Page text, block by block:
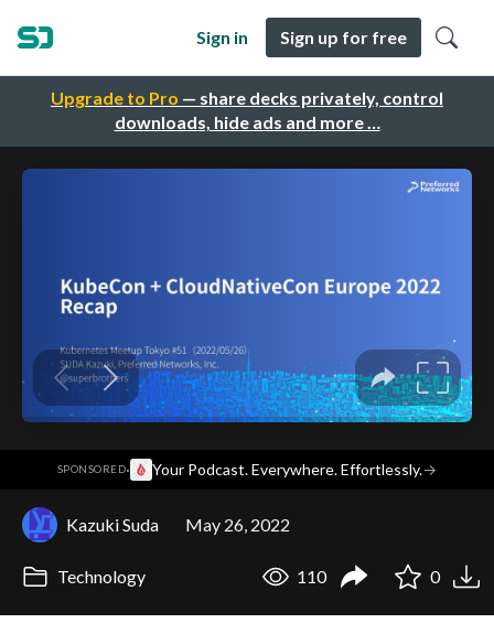
Upgrade to Pro — share decks privately, control
downloads, hide ads and more …
Sign in Sign up for free
SPONSORED· Your Podcast. Everywhere. Effortlessly.→
Kazuki Suda May 26, 2022
Technology 110 0